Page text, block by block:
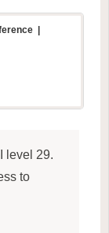
|
level 29.
to